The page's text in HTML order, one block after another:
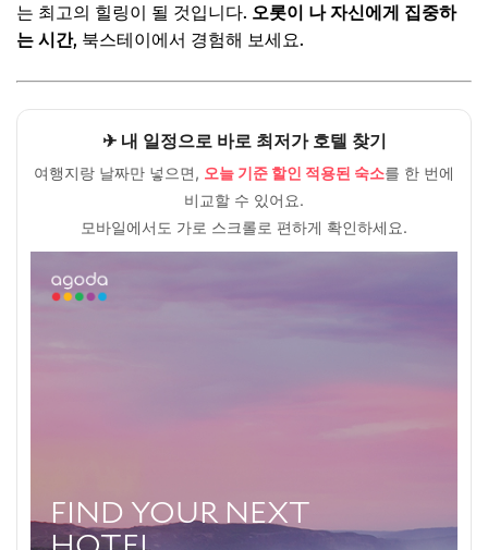
4. 아늑함이 가득한 도심 속 아지트, '책과 커피 한 잔'
바쁜 일상 속의 작은 여유
5. 예술적 영감이 피어나는 곳, '갤러리 북 하우스'
예술과 문학의 조화로운 만남
💸 넷플릭스·유튜브·ChatGPT, 제값 내지 말고 할인해서 쓰세
🎁 요즘 다들 사는 “가성비 꿀템” 먼저 보고 가세요
💸 넷플릭스·유튜브·ChatGPT, 제값 내지 말고 할인해서 쓰세
는 최고의 힐링이 될 것입니다. 오롯이 나 자신에게 집중하
는 시간, 북스테이에서 경험해 보세요.
✈ 내 일정으로 바로 최저가 호텔 찾기
여행지랑 날짜만 넣으면, 오늘 기준 할인 적용된 숙소를 한 번에
비교할 수 있어요.
모바일에서도 가로 스크롤로 편하게 확인하세요.